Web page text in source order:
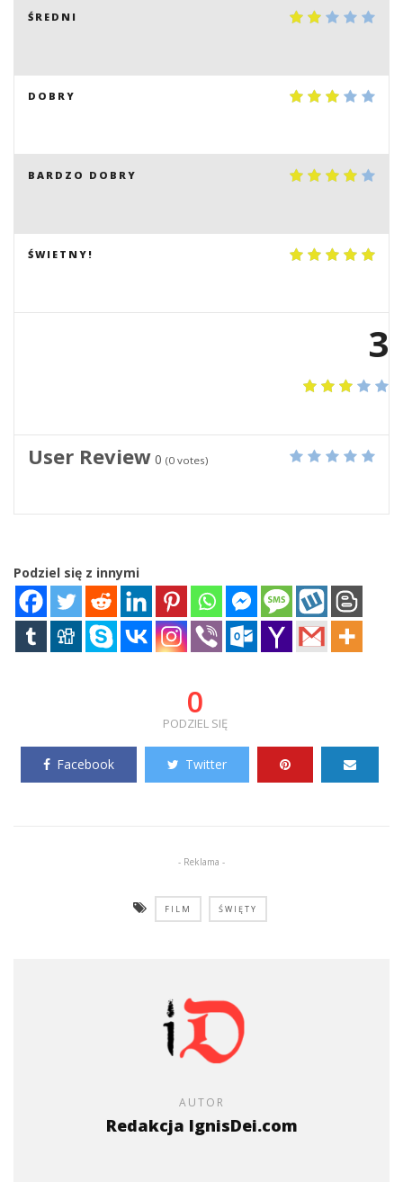
ŚREDNI
DOBRY
BARDZO DOBRY
ŚWIETNY!
3
User Review 0 (0 votes)
Podziel się z innymi
0
PODZIEL SIĘ
Facebook Twitter
- Reklama -
FILM ŚWIĘTY
AUTOR
Redakcja IgnisDei.com